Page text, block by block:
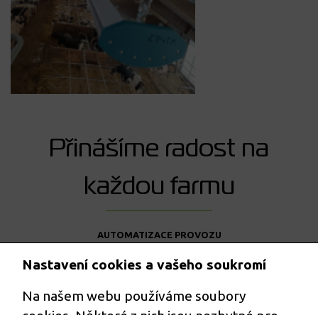
Přinášíme radost na
každou farmu
AUTOMATIZACE PROVOZU
PŘÍPADOVÉ STUDIE
AGRO BLOG
VOLNÉ POZICE
Nastavení cookies a vašeho soukromí
Na našem webu používáme soubory